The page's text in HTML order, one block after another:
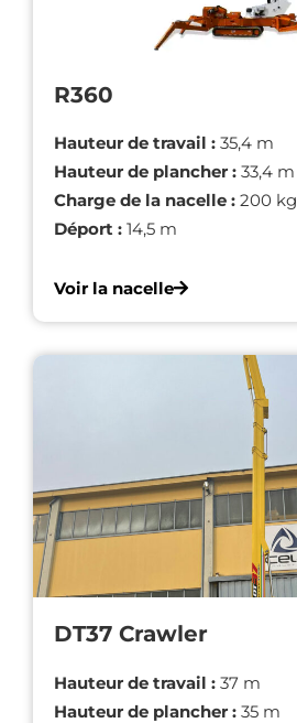
R360
Hauteur de travail : 35,4 m
Hauteur de plancher : 33,4 m
Charge de la nacelle : 200 kg
Déport : 14,5 m
Voir la nacelle
DT37 Crawler
Hauteur de travail : 37 m
Hauteur de plancher : 35 m